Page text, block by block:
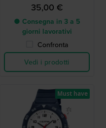
35,00 €
● Consegna in 3 a 5
giorni lavorativi
Confronta
Vedi i prodotti
Must have